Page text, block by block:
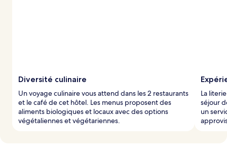
Diversité culinaire
Un voyage culinaire vous attend dans les 2 restaurants
et le café de cet hôtel. Les menus proposent des
aliments biologiques et locaux avec des options
végétaliennes et végétariennes.
La
séjour
un